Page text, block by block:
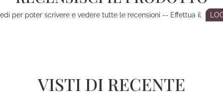
per poter scrivere e vedere tutte le recensioni -- Effettua il
VISTI DI RECENTE